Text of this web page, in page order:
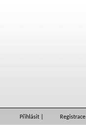
Přihlásit Registrace